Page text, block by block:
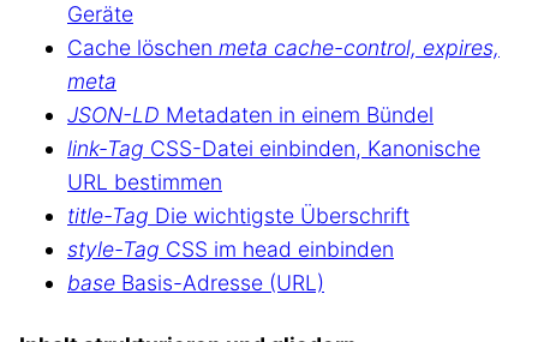
Geräte
Cache löschen meta cache-control, expires,
meta
JSON-LD Metadaten in einem Bündel
link-Tag CSS-Datei einbinden, Kanonische
URL bestimmen
title-Tag Die wichtigste Überschrift
style-Tag CSS im head einbinden
base Basis-Adresse (URL)